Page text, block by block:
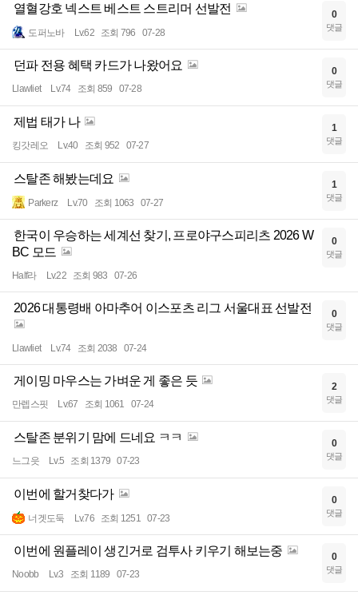
열혈강호 넥스트 베스트 스트리머 선발전
도퍼노바 Lv.62 조회 796 07-28
0
댓글
던파 전용 혜택 카드가 나왔어요
Llawliet Lv.74 조회 859 07-28
0
댓글
제법 태가 나
킹갓레오 Lv.40 조회 952 07-27
1
댓글
스탈존 해봤는데요
Parkerz Lv.70 조회 1063 07-27
1
댓글
한국이 우승하는 세계선 찾기, 프로야구스피리츠 2026 W
BC 모드
Half라 Lv.22 조회 983 07-26
0
댓글
2026 대통령배 아마추어 이스포츠 리그 서울대표 선발전
Llawliet Lv.74 조회 2038 07-24
0
댓글
게이밍 마우스는 가벼운 게 좋은 듯
만렙스핏 Lv.67 조회 1061 07-24
2
댓글
스탈존 분위기 맘에 드네요 ㅋㅋ
느그읏 Lv.5 조회 1379 07-23
0
댓글
이번에 할거찾다가
너겟도둑 Lv.76 조회 1251 07-23
0
댓글
이번에 원플레이 생긴거로 검투사 키우기 해보는중
Noobb Lv.3 조회 1189 07-23
0
댓글